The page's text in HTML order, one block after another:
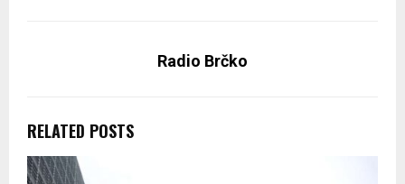
Radio Brčko
RELATED POSTS